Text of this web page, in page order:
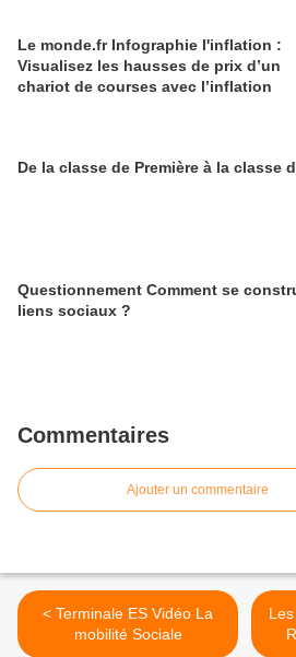
Le monde.fr Infographie l'inflation :
Visualisez les hausses de prix d’un
chariot de courses avec l’inflation
De la classe de Première à la classe
Questionnement Comment se
liens sociaux ?
Commentaires
Ajouter un commentaire
< Terminale ES Vidéo La
mobilité Sociale